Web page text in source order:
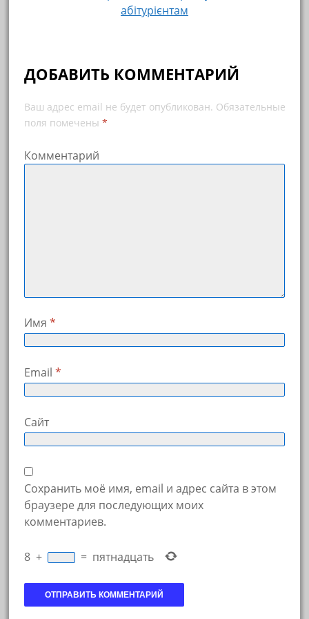
абітурієнтам
ДОБАВИТЬ КОММЕНТАРИЙ
Ваш адрес email не будет опубликован. Обязательные
поля помечены *
Комментарий
Имя *
Email *
Сайт
Сохранить моё имя, email и адрес сайта в этом
браузере для последующих моих
комментариев.
8 + = пятнадцать